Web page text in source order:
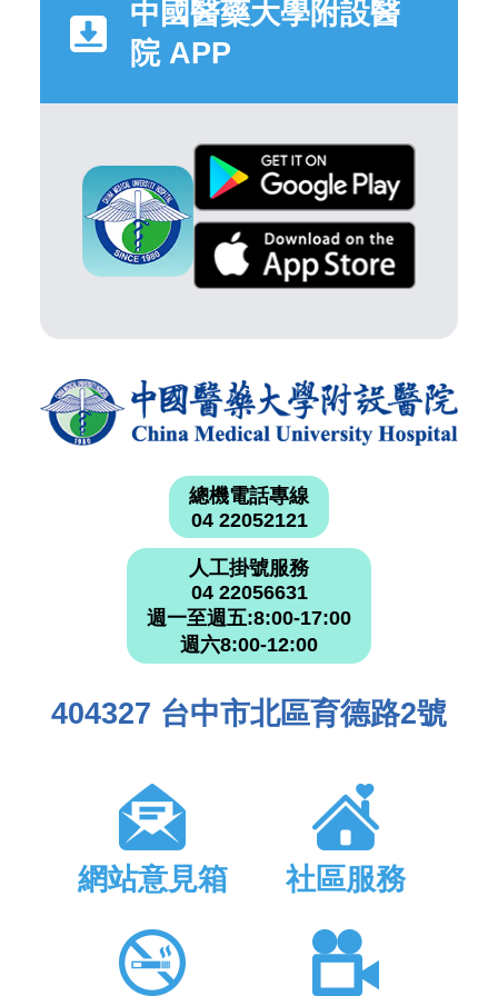
中國醫藥大學附設醫
院 APP
總機電話專線
04 22052121
人工掛號服務
04 22056631
週一至週五:8:00-17:00
週六8:00-12:00
404327 台中市北區育德路2號
網站意見箱 社區服務